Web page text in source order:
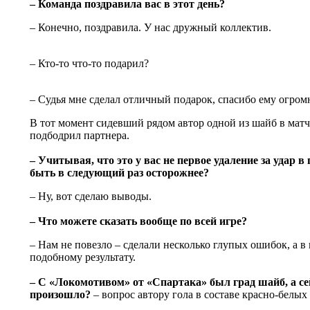
– Команда поздравила вас в этот день?
– Конечно, поздравила. У нас дружный коллектив.
– Кто-то что-то подарил?
– Судья мне сделал отличный подарок, спасибо ему
В тот момент сидевший рядом автор одной из шайб в
подбодрил партнера.
– Учитывая, что это у вас не первое удаление за удар
быть в следующий раз осторожнее?
– Ну, вот сделаю выводы.
– Что можете сказать вообще по всей игре?
– Нам не повезло – сделали несколько глупых ошибок, а
подобному результату.
– С «Локомотивом» от «Спартака» был град шайб, а
произошло? – вопрос автору гола в составе красно-